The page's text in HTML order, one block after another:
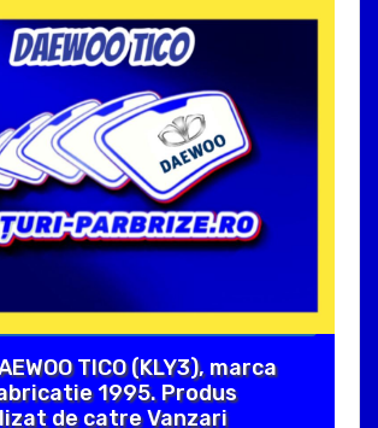
TICO (KLY3), marca
1995. Produs
de catre Vanzari